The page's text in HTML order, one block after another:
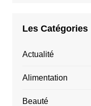
Les Catégories
Actualité
Alimentation
Beauté